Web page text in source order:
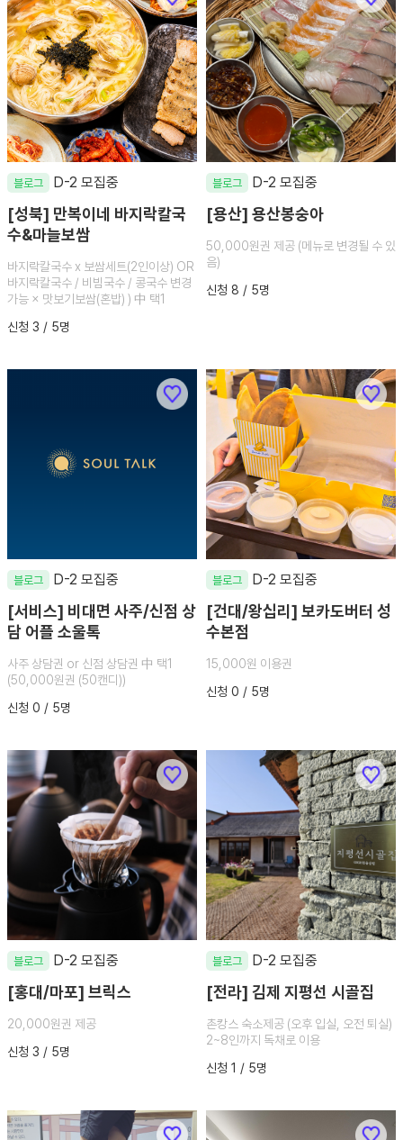
블로그 D-2 모집중
[성북] 만복이네 바지락칼국
수&마늘보쌈
바지락칼국수 x 보쌈세트(2인이상) OR
바지락칼국수 / 비빔국수 / 콩국수 변경
가능 × 맛보기보쌈(혼밥) ) 中 택1
신청 3 / 5명
블로그 D-2 모집중
[용산] 용산봉숭아
50,000원권 제공 (메뉴로 변경될 수 있
음)
신청 8 / 5명
블로그 D-2 모집중
[서비스] 비대면 사주/신점 상
담 어플 소울톡
사주 상담권 or 신점 상담권 中 택1
(50,000원권 (50캔디))
신청 0 / 5명
블로그 D-2 모집중
[건대/왕십리] 보카도버터 성
수본점
15,000원 이용권
신청 0 / 5명
블로그 D-2 모집중
[홍대/마포] 브릭스
20,000원권 제공
신청 3 / 5명
블로그 D-2 모집중
[전라] 김제 지평선 시골집
촌캉스 숙소제공 (오후 입실, 오전 퇴실)
2~8인까지 독채로 이용
신청 1 / 5명